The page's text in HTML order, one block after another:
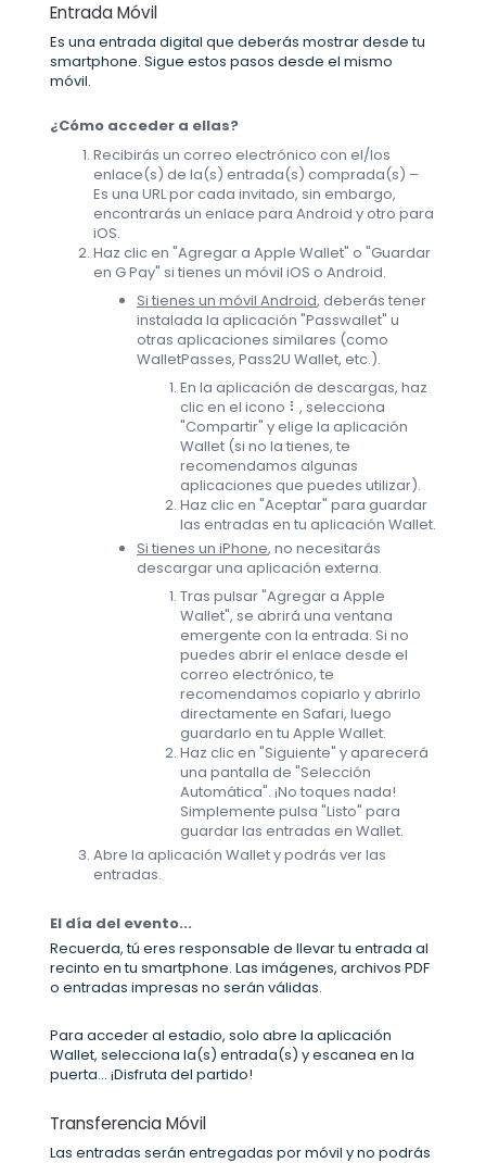
Entrada Móvil
Es una entrada digital que deberás mostrar desde tu
smartphone. Sigue estos pasos desde el mismo
móvil.
¿Cómo acceder a ellas?
Recibirás un correo electrónico con el/los
enlace(s) de la(s) entrada(s) comprada(s) –
Es una URL por cada invitado, sin embargo,
encontrarás un enlace para Android y otro para
iOS.
Haz clic en "Agregar a Apple Wallet" o "Guardar
en G Pay" si tienes un móvil iOS o Android.
Si tienes un móvil Android, deberás tener
instalada la aplicación "Passwallet" u
otras aplicaciones similares (como
WalletPasses, Pass2U Wallet, etc.).
En la aplicación de descargas, haz
clic en el icono ⠇, selecciona
"Compartir" y elige la aplicación
Wallet (si no la tienes, te
recomendamos algunas
aplicaciones que puedes utilizar).
Haz clic en "Aceptar" para guardar
las entradas en tu aplicación Wallet.
Si tienes un iPhone, no necesitarás
descargar una aplicación externa.
Tras pulsar "Agregar a Apple
Wallet", se abrirá una ventana
emergente con la entrada. Si no
puedes abrir el enlace desde el
correo electrónico, te
recomendamos copiarlo y abrirlo
directamente en Safari, luego
guardarlo en tu Apple Wallet.
Haz clic en "Siguiente" y aparecerá
una pantalla de "Selección
Automática". ¡No toques nada!
Simplemente pulsa "Listo" para
guardar las entradas en Wallet.
Abre la aplicación Wallet y podrás ver las
entradas.
El día del evento...
Recuerda, tú eres responsable de llevar tu entrada al
recinto en tu smartphone. Las imágenes, archivos PDF
o entradas impresas no serán válidas.
Para acceder al estadio, solo abre la aplicación
Wallet, selecciona la(s) entrada(s) y escanea en la
puerta... ¡Disfruta del partido!
Transferencia Móvil
Las entradas serán entregadas por móvil y no podrás